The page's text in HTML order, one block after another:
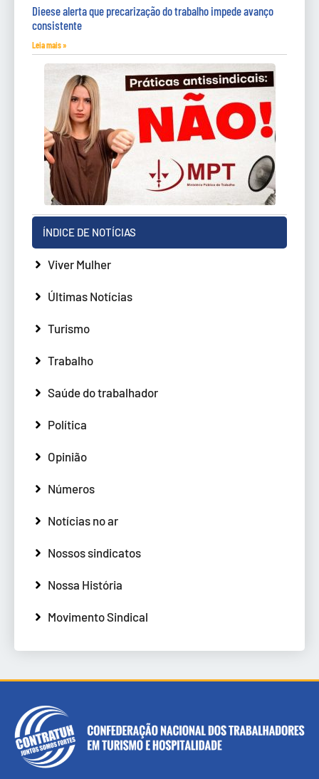
Dieese alerta que precarização do trabalho impede avanço
consistente
Leia mais »
ÍNDICE DE NOTÍCIAS
Viver Mulher
Últimas Notícias
Turismo
Trabalho
Saúde do trabalhador
Política
Opinião
Números
Notícias no ar
Nossos sindicatos
Nossa História
Movimento Sindical